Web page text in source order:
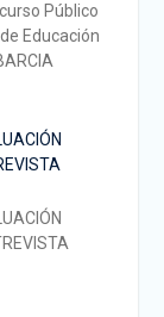
Público
Educación